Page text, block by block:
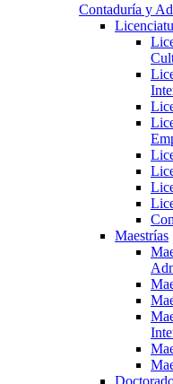
Contaduría y
Maestrías